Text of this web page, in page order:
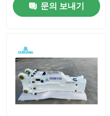
집
제품
문의 보내기